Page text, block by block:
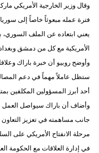
وقال وزير الخارجية الأمريكي
فترة عمله مبعوثاً خاصاً إلى
يعني ابتعاده عن الملف السوري،
الأمريكية مع كل من دمشق
وأوضح روبيو أن خبرة باراك
ستظل عاملاً مهماً في دعم
أحد أبرز المسؤولين المكلفين
وأضاف أن باراك سيواصل العمل
جانب مساهمته في تعزيز التعاون
مرحلة الانفتاح الأمريكي على
في إدارة العلاقات مع الحكومة